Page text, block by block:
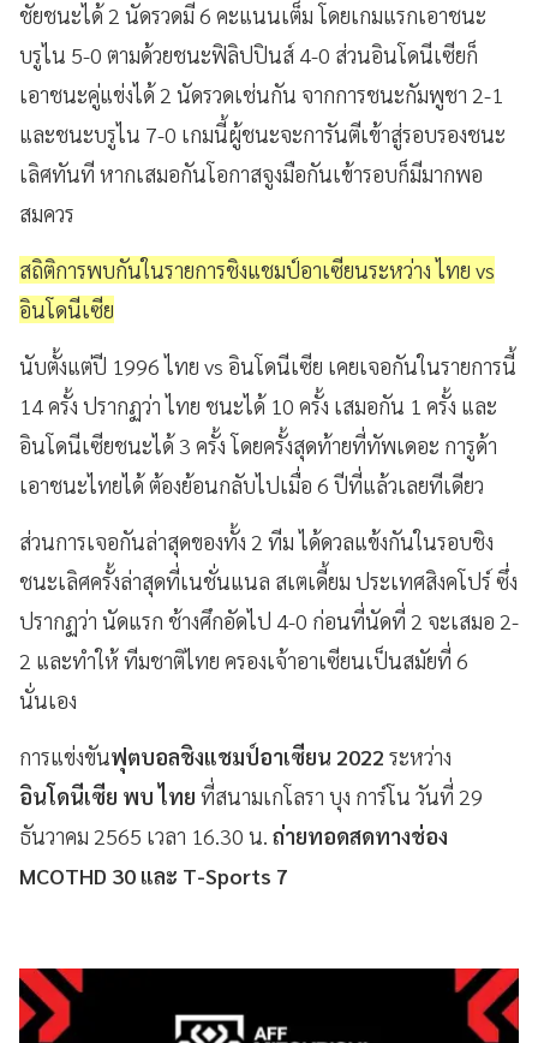
ชัยชนะได้ 2 นัดรวดมี 6 คะแนนเต็ม โดยเกมแรกเอาชนะ
บรูไน 5-0 ตามด้วยชนะฟิลิปปินส์ 4-0 ส่วนอินโดนีเซียก็
เอาชนะคู่แข่งได้ 2 นัดรวดเช่นกัน จากการชนะกัมพูชา 2-1
และชนะบรูไน 7-0 เกมนี้ผู้ชนะจะการันตีเข้าสู่รอบรองชนะ
เลิศทันที หากเสมอกันโอกาสจูงมือกันเข้ารอบก็มีมากพอ
สมควร
สถิติการพบกันในรายการชิงแชมป์อาเซียนระหว่าง ไทย vs
อินโดนีเซีย
นับตั้งแต่ปี 1996 ไทย vs อินโดนีเซีย เคยเจอกันในรายการนี้
14 ครั้ง ปรากฏว่า ไทย ชนะได้ 10 ครั้ง เสมอกัน 1 ครั้ง และ
อินโดนีเซียชนะได้ 3 ครั้ง โดยครั้งสุดท้ายที่ทัพเดอะ การูด้า
เอาชนะไทยได้ ต้องย้อนกลับไปเมื่อ 6 ปีที่แล้วเลยทีเดียว
ส่วนการเจอกันล่าสุดของทั้ง 2 ทีม ได้ดวลแข้งกันในรอบชิง
ชนะเลิศครั้งล่าสุดที่เนชั่นแนล สเตเดี้ยม ประเทศสิงคโปร์ ซึ่ง
ปรากฏว่า นัดแรก ช้างศึกอัดไป 4-0 ก่อนที่นัดที่ 2 จะเสมอ 2-
2 และทำให้ ทีมชาติไทย ครองเจ้าอาเซียนเป็นสมัยที่ 6
นั่นเอง
การแข่งขันฟุตบอลชิงแชมป์อาเซียน 2022 ระหว่าง
อินโดนีเซีย พบ ไทย ที่สนามเกโลรา บุง การ์โน วันที่ 29
ธันวาคม 2565 เวลา 16.30 น. ถ่ายทอดสดทางช่อง
MCOTHD 30 และ T-Sports 7